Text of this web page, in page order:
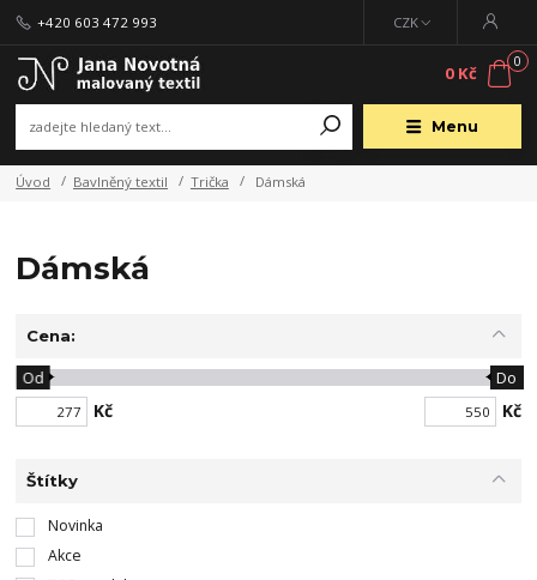
Menu
CZK
+420 603 472 993
0
0 Kč
Úvod Bavlněný textil Trička Dámská
Dámská
Cena:
Kč
Od Do
Kč
Štítky
Novinka
Akce